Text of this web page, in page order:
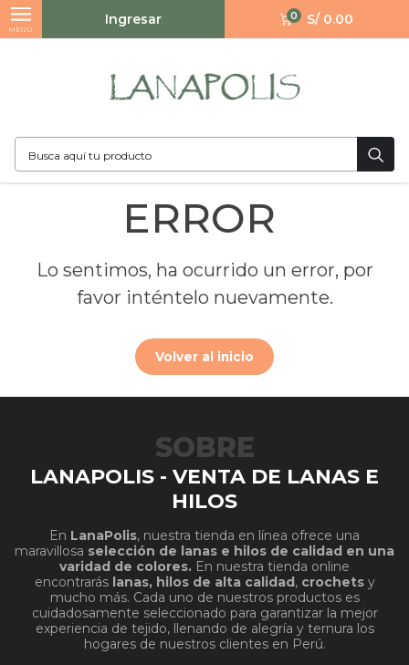
MENÚ
Ingresar 0 S/ 0.00
ERROR
Lo sentimos, ha ocurrido un error, por
favor inténtelo nuevamente.
Volver al inicio
SOBRE
LANAPOLIS - VENTA DE LANAS E
HILOS
En LanaPolis, nuestra tienda en línea ofrece una
maravillosa selección de lanas e hilos de calidad en una
varidad de colores. En nuestra tienda online
encontrarás lanas, hilos de alta calidad, crochets y
mucho más. Cada uno de nuestros productos es
cuidadosamente seleccionado para garantizar la mejor
experiencia de tejido, llenando de alegría y ternura los
hogares de nuestros clientes en Perú.